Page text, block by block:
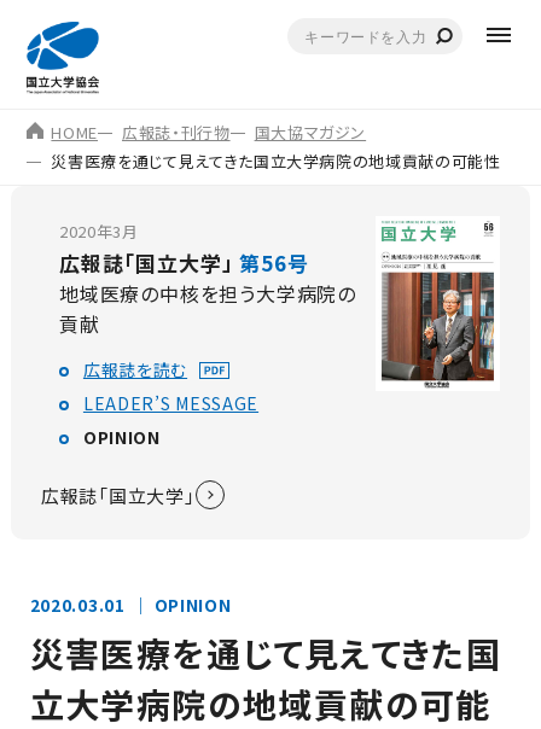
HOME 広報誌・刊行物
国大協マガジン
災害医療を通じて見えてきた国立大学病院の地域貢献の可能性
2020年3月
広報誌「国立大学」第56号
地域医療の中核を担う大学病院の
貢献
広報誌を読む
LEADER’S MESSAGE
OPINION
広報誌「国立大学」
2020.03.01 OPINION
災害医療を通じて見えてきた国
立大学病院の地域貢献の可能